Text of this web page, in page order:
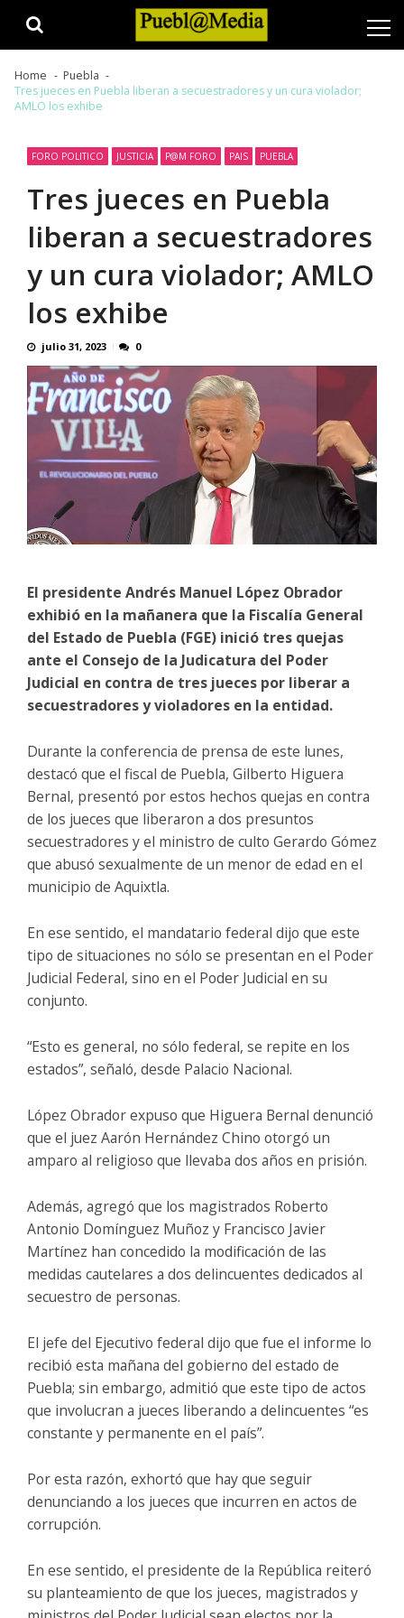
Home
Puebla
Tres jueces en Puebla liberan a secuestradores y un cura violador;
AMLO los exhibe
FORO POLITICO JUSTICIA P@M FORO PAIS PUEBLA
Tres jueces en Puebla
liberan a secuestradores
y un cura violador; AMLO
los exhibe
julio 31, 2023 0
El presidente Andrés Manuel López Obrador
exhibió en la mañanera que la Fiscalía General
del Estado de Puebla (FGE) inició tres quejas
ante el Consejo de la Judicatura del Poder
Judicial en contra de tres jueces por liberar a
secuestradores y violadores en la entidad.
Durante la conferencia de prensa de este lunes,
destacó que el fiscal de Puebla, Gilberto Higuera
Bernal, presentó por estos hechos quejas en contra
de los jueces que liberaron a dos presuntos
secuestradores y el ministro de culto Gerardo Gómez
que abusó sexualmente de un menor de edad en el
municipio de Aquixtla.
En ese sentido, el mandatario federal dijo que este
tipo de situaciones no sólo se presentan en el Poder
Judicial Federal, sino en el Poder Judicial en su
conjunto.
“Esto es general, no sólo federal, se repite en los
estados”, señaló, desde Palacio Nacional.
López Obrador expuso que Higuera Bernal denunció
que el juez Aarón Hernández Chino otorgó un
amparo al religioso que llevaba dos años en prisión.
Además, agregó que los magistrados Roberto
Antonio Domínguez Muñoz y Francisco Javier
Martínez han concedido la modificación de las
medidas cautelares a dos delincuentes dedicados al
secuestro de personas.
El jefe del Ejecutivo federal dijo que fue el informe lo
recibió esta mañana del gobierno del estado de
Puebla; sin embargo, admitió que este tipo de actos
que involucran a jueces liberando a delincuentes “es
constante y permanente en el país”.
Por esta razón, exhortó que hay que seguir
denunciando a los jueces que incurren en actos de
corrupción.
En ese sentido, el presidente de la República reiteró
su planteamiento de que los jueces, magistrados y